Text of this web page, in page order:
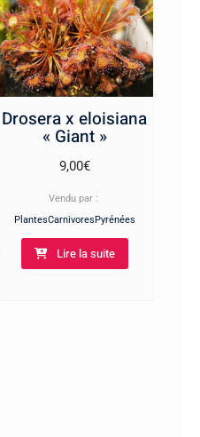
Drosera x eloisiana
« Giant »
9,00€
Vendu par :
PlantesCarnivoresPyrénées
Lire la suite